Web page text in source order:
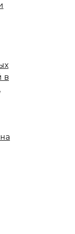
в